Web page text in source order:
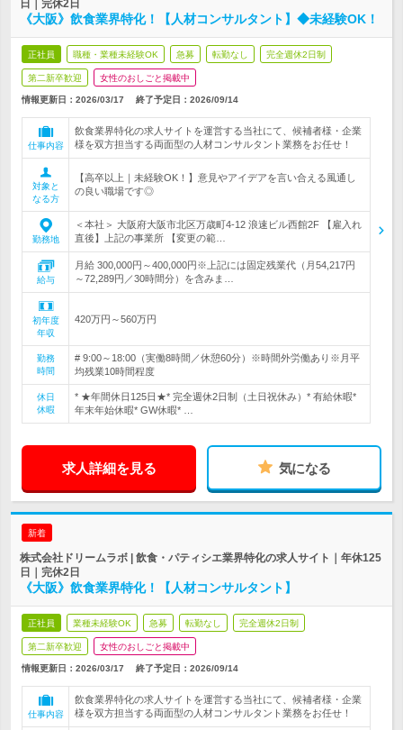
日｜完休2日
《大阪》飲食業界特化！【人材コンサルタント】◆未経験OK！
正社員 職種・業種未経験OK 急募 転勤なし 完全週休2日制
第二新卒歓迎 女性のおしごと掲載中
情報更新日：2026/03/17 終了予定日： 2026/09/14
仕事内容
飲食業界特化の求人サイトを運営する当社にて、候補者様・企業
様を双方担当する両面型の人材コンサルタント業務をお任せ！
対象と
なる方
【高卒以上｜未経験OK！】意見やアイデアを言い合える風通し
の良い職場です◎
勤務地
＜本社＞ 大阪府大阪市北区万歳町4-12 浪速ビル西館2F 【雇入れ
直後】上記の事業所 【変更の範…
給与
月給 300,000円～400,000円※上記には固定残業代（月54,217円
～72,289円／30時間分）を含みま…
初年度
年収
420万円～560万円
勤務
時間
# 9:00～18:00（実働8時間／休憩60分）※時間外労働あり※月平
均残業10時間程度
休日
休暇
* ★年間休日125日★* 完全週休2日制（土日祝休み）* 有給休暇*
年末年始休暇* GW休暇* …
求人詳細を見る 気になる
新着
株式会社ドリームラボ | 飲食・パティシエ業界特化の求人サイト｜年休125
日｜完休2日
《大阪》飲食業界特化！【人材コンサルタント】
正社員 業種未経験OK 急募 転勤なし 完全週休2日制
第二新卒歓迎 女性のおしごと掲載中
情報更新日：2026/03/17 終了予定日： 2026/09/14
仕事内容
飲食業界特化の求人サイトを運営する当社にて、候補者様・企業
様を双方担当する両面型の人材コンサルタント業務をお任せ！